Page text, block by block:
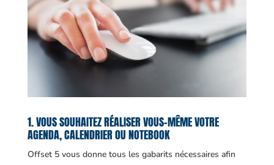
1. VOUS SOUHAITEZ RÉALISER VOUS-MÊME VOTRE
AGENDA, CALENDRIER OU NOTEBOOK
Offset 5 vous donne tous les gabarits nécessaires afin